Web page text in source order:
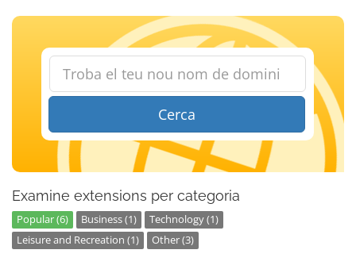
Cerca
Examine extensions per categoria
Popular (6) Business (1)
Technology (1)
Leisure and Recreation (1)
Other (3)